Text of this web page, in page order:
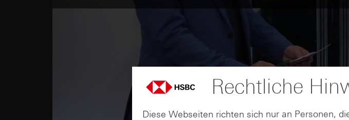
Rechtliche
Diese Webseiten richten sich nur an Personen,